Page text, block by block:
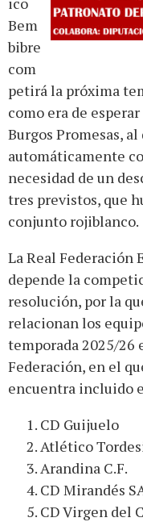
Bem
bibre
com
petirá la próxima
como era de
Burgos Promesas,
automáticamente
necesidad de un
tres previstos, que
conjunto rojiblanco.
La Real Federación
depende la
resolución, por la
relacionan los
temporada 2025/26
Federación, en el
encuentra incluido
CD Guijuelo
Atlético
Arandina C.F.
CD Mirandés
CD Virgen del